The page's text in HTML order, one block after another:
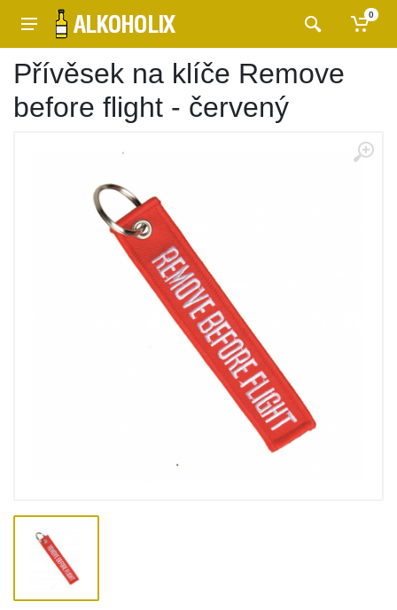
0
Přívěsek na klíče Remove
before flight - červený